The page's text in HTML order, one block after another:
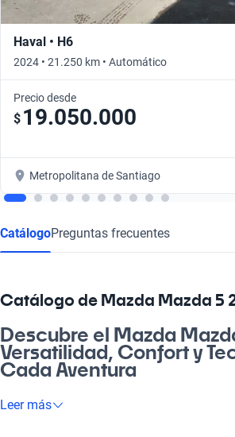
Haval • H6
2024 • 21.250 km • Automático
Precio desde
$ 19.050.000
Metropolitana de Santiago
CatálogoPreguntas frecuentes
Catálogo de Mazda Mazda 5
Descubre el Mazda
Versatilidad, Confort y
Cada Aventura
Si estás buscando un vehículo que te
Leer más